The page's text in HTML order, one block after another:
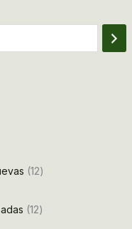
12
12